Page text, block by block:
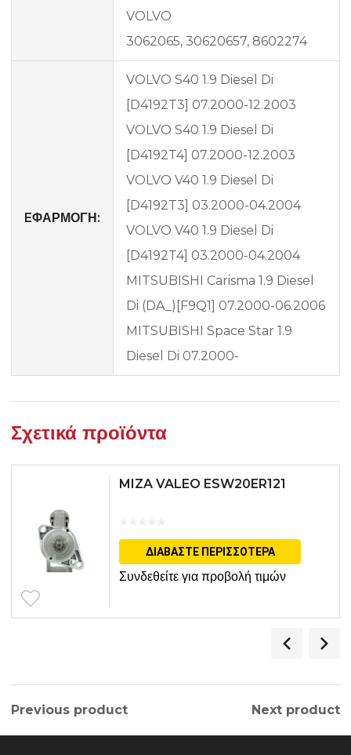
VOLVO
3062065, 30620657, 8602274
EΦΑΡΜΟΓΗ:
VOLVO S40 1.9 Diesel Di
[D4192T3] 07.2000-12.2003
VOLVO S40 1.9 Diesel Di
[D4192T4] 07.2000-12.2003
VOLVO V40 1.9 Diesel Di
[D4192T3] 03.2000-04.2004
VOLVO V40 1.9 Diesel Di
[D4192T4] 03.2000-04.2004
MITSUBISHI Carisma 1.9 Diesel
Di (DA_)[F9Q1] 07.2000-06.2006
MITSUBISHI Space Star 1.9
Diesel Di 07.2000-
Σχετικά προϊόντα
MIZA VALEO ESW20ER121
ΔΙΑΒΆΣΤΕ ΠΕΡΙΣΣΌΤΕΡΑ
Συνδεθείτε για προβολή τιμών
Previous product Next product